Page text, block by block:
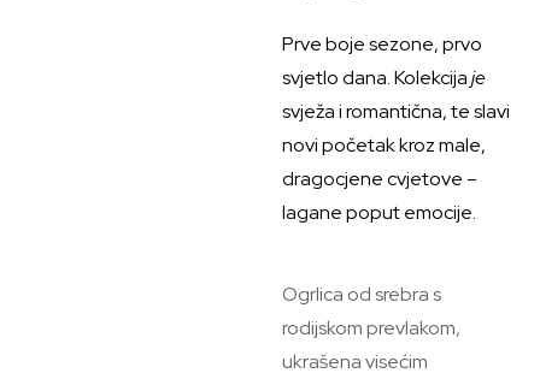
Prve boje sezone, prvo
svjetlo dana. Kolekcijaje
svježa i romantična, te slavi
novi početak kroz male,
dragocjene cvjetove –
lagane poput emocije.
Ogrlica od srebra s
rodijskom prevlakom,
ukrašena visećim